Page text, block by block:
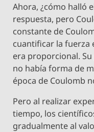
Ahora, ¿cómo halló
respuesta, pero
constante de
cuantificar la fuerza
era proporcional.
no había forma de
época de Coulomb
Pero al realizar
tiempo, los
gradualmente al